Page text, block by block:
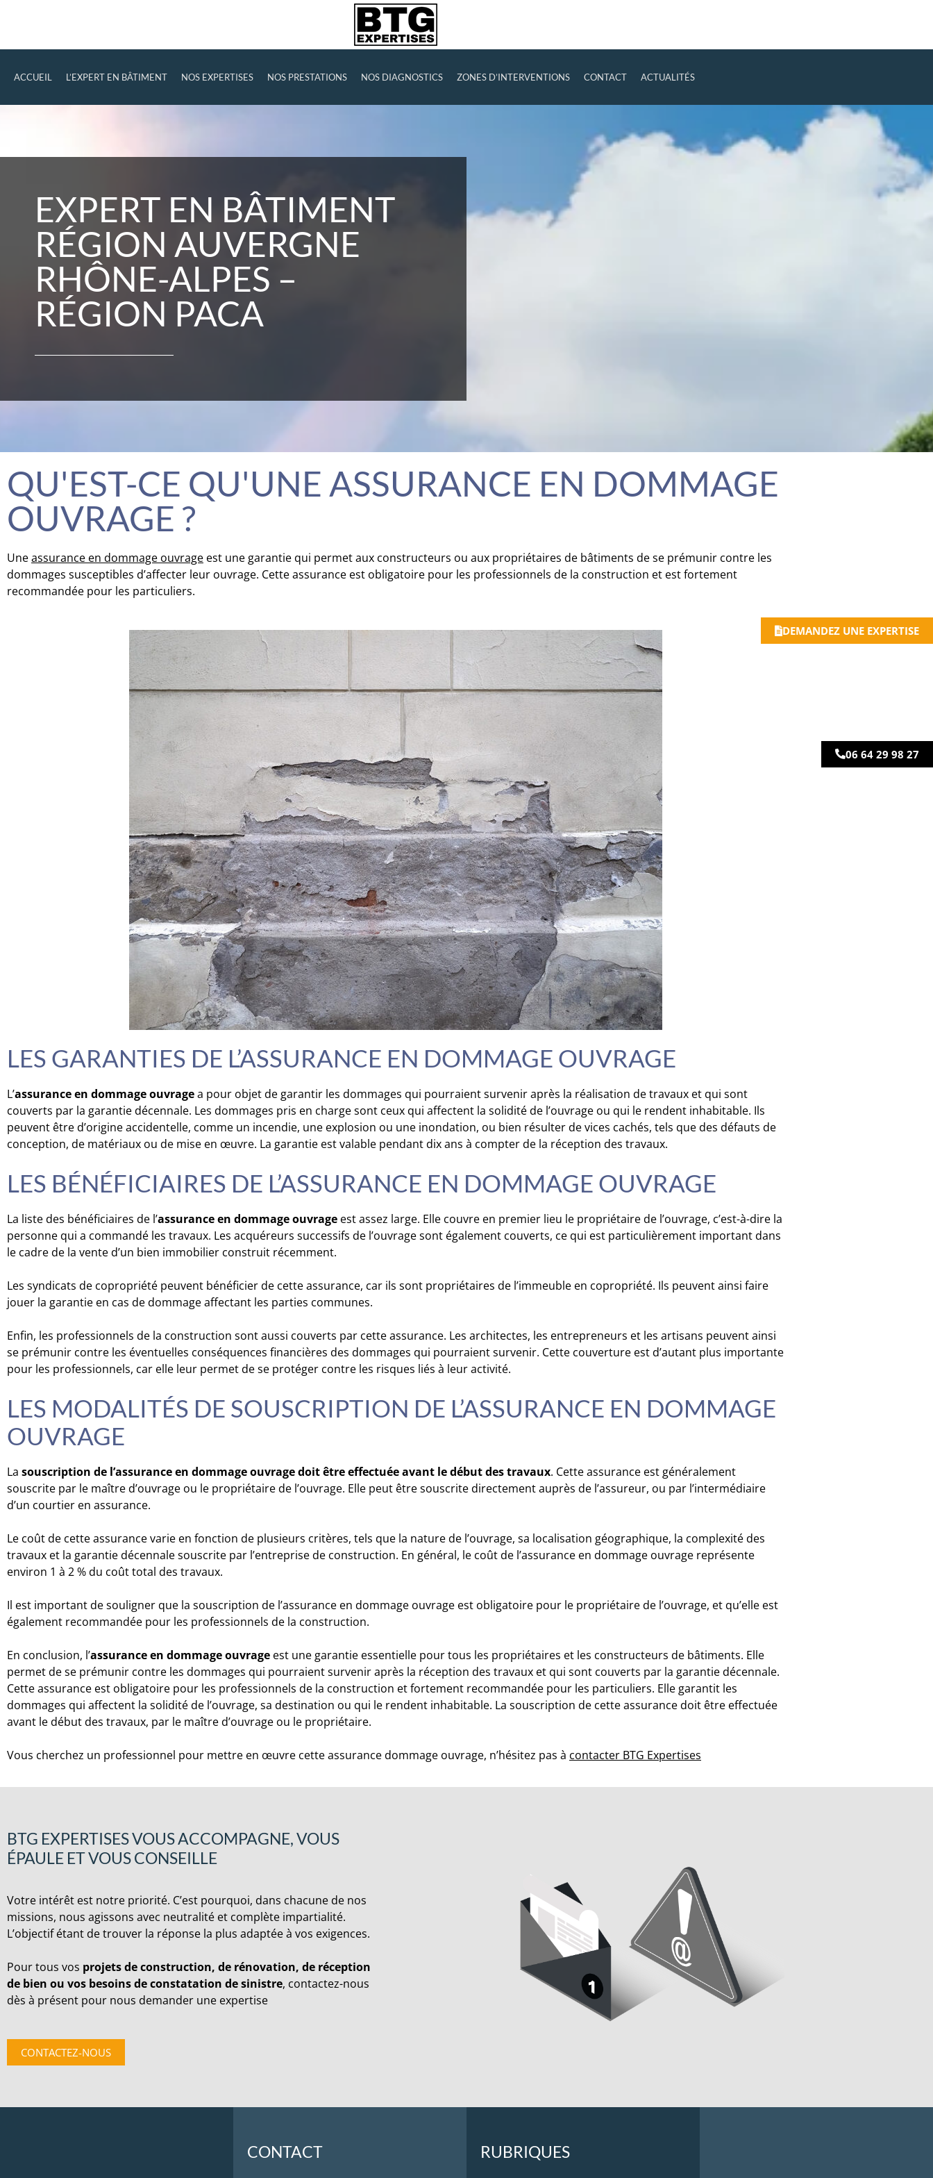
ACCUEIL L’EXPERT EN BÂTIMENT NOS EXPERTISES NOS PRESTATIONS NOS DIAGNOSTICS ZONES D’INTERVENTIONS CONTACT ACTUALITÉS
DEMANDEZ UNE EXPERTISE
06 64 29 98 27
EXPERT EN BÂTIMENT
RÉGION AUVERGNE
RHÔNE-ALPES –
RÉGION PACA
QU'EST-CE QU'UNE ASSURANCE EN DOMMAGE
OUVRAGE ?
Uneassurance en dommage ouvrage est une garantie qui permet aux constructeurs ou aux propriétaires de bâtiments de se prémunir contre les
dommages susceptibles d’affecter leur ouvrage. Cette assurance est obligatoire pour les professionnels de la construction et est fortement
recommandée pour les particuliers.
LES GARANTIES DE L’ASSURANCE EN DOMMAGE OUVRAGE
L’assurance en dommage ouvragea pour objet de garantir les dommages qui pourraient survenir après la réalisation de travaux et qui sont
couverts par la garantie décennale. Les dommages pris en charge sont ceux qui affectent la solidité de l’ouvrage ou qui le rendent inhabitable. Ils
peuvent être d’origine accidentelle, comme un incendie, une explosion ou une inondation, ou bien résulter de vices cachés, tels que des défauts de
conception, de matériaux ou de mise en œuvre. La garantie est valable pendant dix ans à compter de la réception des travaux.
LES BÉNÉFICIAIRES DE L’ASSURANCE EN DOMMAGE OUVRAGE
La liste des bénéficiaires de l’assurance en dommage ouvrage est assez large. Elle couvre en premier lieu le propriétaire de l’ouvrage, c’est-à-dire la
personne qui a commandé les travaux. Les acquéreurs successifs de l’ouvrage sont également couverts, ce qui est particulièrement important dans
le cadre de la vente d’un bien immobilier construit récemment.
Les syndicats de copropriété peuvent bénéficier de cette assurance, car ils sont propriétaires de l’immeuble en copropriété. Ils peuvent ainsi faire
jouer la garantie en cas de dommage affectant les parties communes.
Enfin, les professionnels de la construction sont aussi couverts par cette assurance. Les architectes, les entrepreneurs et les artisans peuvent ainsi
se prémunir contre les éventuelles conséquences financières des dommages qui pourraient survenir. Cette couverture est d’autant plus importante
pour les professionnels, car elle leur permet de se protéger contre les risques liés à leur activité.
LES MODALITÉS DE SOUSCRIPTION DE L’ASSURANCE EN DOMMAGE
OUVRAGE
La souscription de l’assurance en dommage ouvrage doit être effectuée avant le début des travaux. Cette assurance est généralement
souscrite par le maître d’ouvrage ou le propriétaire de l’ouvrage. Elle peut être souscrite directement auprès de l’assureur, ou par l’intermédiaire
d’un courtier en assurance.
Le coût de cette assurance varie en fonction de plusieurs critères, tels que la nature de l’ouvrage, sa localisation géographique, la complexité des
travaux et la garantie décennale souscrite par l’entreprise de construction. En général, le coût de l’assurance en dommage ouvrage représente
environ 1 à 2 % du coût total des travaux.
Il est important de souligner que la souscription de l’assurance en dommage ouvrage est obligatoire pour le propriétaire de l’ouvrage, et qu’elle est
également recommandée pour les professionnels de la construction.
En conclusion, l’assurance en dommage ouvrage est une garantie essentielle pour tous les propriétaires et les constructeurs de bâtiments. Elle
permet de se prémunir contre les dommages qui pourraient survenir après la réception des travaux et qui sont couverts par la garantie décennale.
Cette assurance est obligatoire pour les professionnels de la construction et fortement recommandée pour les particuliers. Elle garantit les
dommages qui affectent la solidité de l’ouvrage, sa destination ou qui le rendent inhabitable. La souscription de cette assurance doit être effectuée
avant le début des travaux, par le maître d’ouvrage ou le propriétaire.
Vous cherchez un professionnel pour mettre en œuvre cette assurance dommage ouvrage, n’hésitez pas à contacter BTG Expertises
BTG EXPERTISES VOUS ACCOMPAGNE, VOUS
ÉPAULE ET VOUS CONSEILLE
Votre intérêt est notre priorité. C’est pourquoi, dans chacune de nos
missions, nous agissons avec neutralité et complète impartialité.
L’objectif étant de trouver la réponse la plus adaptée à vos exigences.
Pour tous vos projets de construction, de rénovation, de réception
de bien ou vos besoins de constatation de sinistre, contactez-nous
dès à présent pour nous demander une expertise
CONTACTEZ-NOUS
CONTACT RUBRIQUES